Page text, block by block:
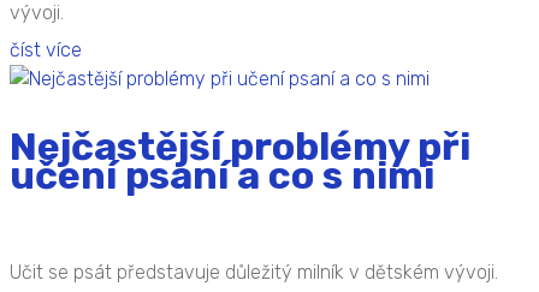
vývoji.
číst více
Nejčastější problémy při
učení psaní a co s nimi
Učit se psát představuje důležitý milník v dětském vývoji.